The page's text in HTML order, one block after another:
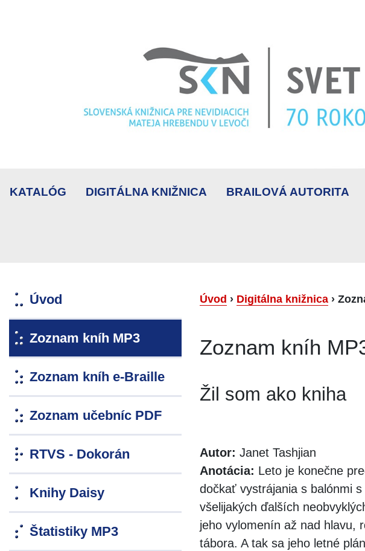
KATALÓG DIGITÁLNA KNIŽNICA BRAILOVÁ AUTORITA
Úvod
Zoznam kníh MP3
Zoznam kníh e-Braille
Zoznam učebníc PDF
RTVS - Dokorán
Knihy Daisy
Štatistiky MP3
Úvod › Digitálna knižnica ›
Zoznam kníh
Žil som ako kniha
Autor: Janet Tashjian
Anotácia: Leto je konečne
dočkať vystrájania s balónmi
všelijakých ďalších
jeho vylomenín až nad hlavu,
tábora. A tak sa jeho letné